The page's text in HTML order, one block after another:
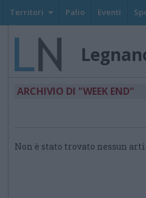
Territori Palio Eventi
ARCHIVIO DI "WEEK END"
Non è stato trovato nessun